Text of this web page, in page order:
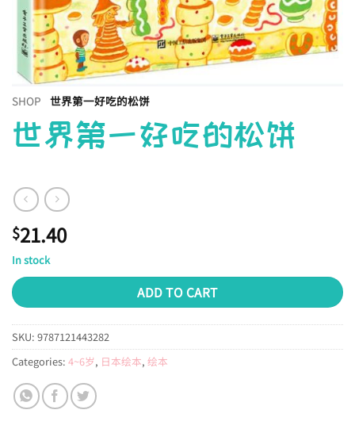
SHOP 世界第一好吃的松饼
世界第一好吃的松饼
$21.40
In stock
ADD TO CART
SKU: 9787121443282
Categories: 4~6岁, 日本绘本, 绘本